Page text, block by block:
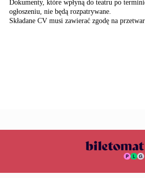
Dokumenty, które wpłyną do teatru po
ogłoszeniu, nie będą rozpatrywane.
Składane CV musi zawierać zgodę na